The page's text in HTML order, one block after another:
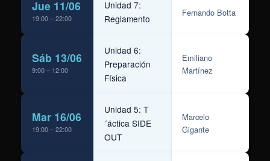
Jue 11/06
19:00 – 22:00
Unidad 7:
Reglamento
Fernando Botta
Sáb 13/06
9:00 – 12:00
Unidad 6:
Preparación
Física
Emiliano
Martínez
Mar 16/06
19:00 – 22:00
Unidad 5: T
´áctica SIDE
OUT
Marcelo
Gigante